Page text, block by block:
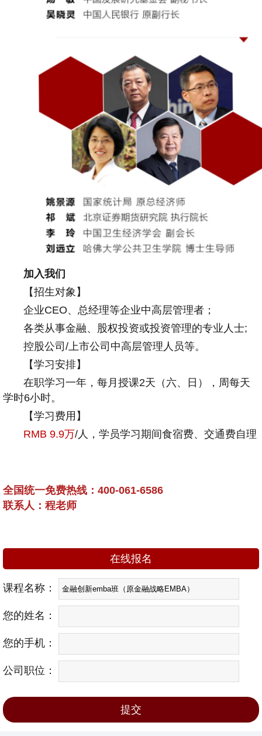
加入我们
【招生对象】
企业CEO、总经理等企业中高层管理者；
各类从事金融、股权投资或投资管理的专业人士;
控股公司/上市公司中高层管理人员等。
【学习安排】
在职学习一年，每月授课2天（六、日），周每天
学时6小时。
【学习费用】
RMB 9.9万/人，学员学习期间食宿费、交通费自理
全国统一免费热线：400-061-6586
联系人：程老师
在线报名
课程名称：
您的姓名：
您的手机：
公司职位：